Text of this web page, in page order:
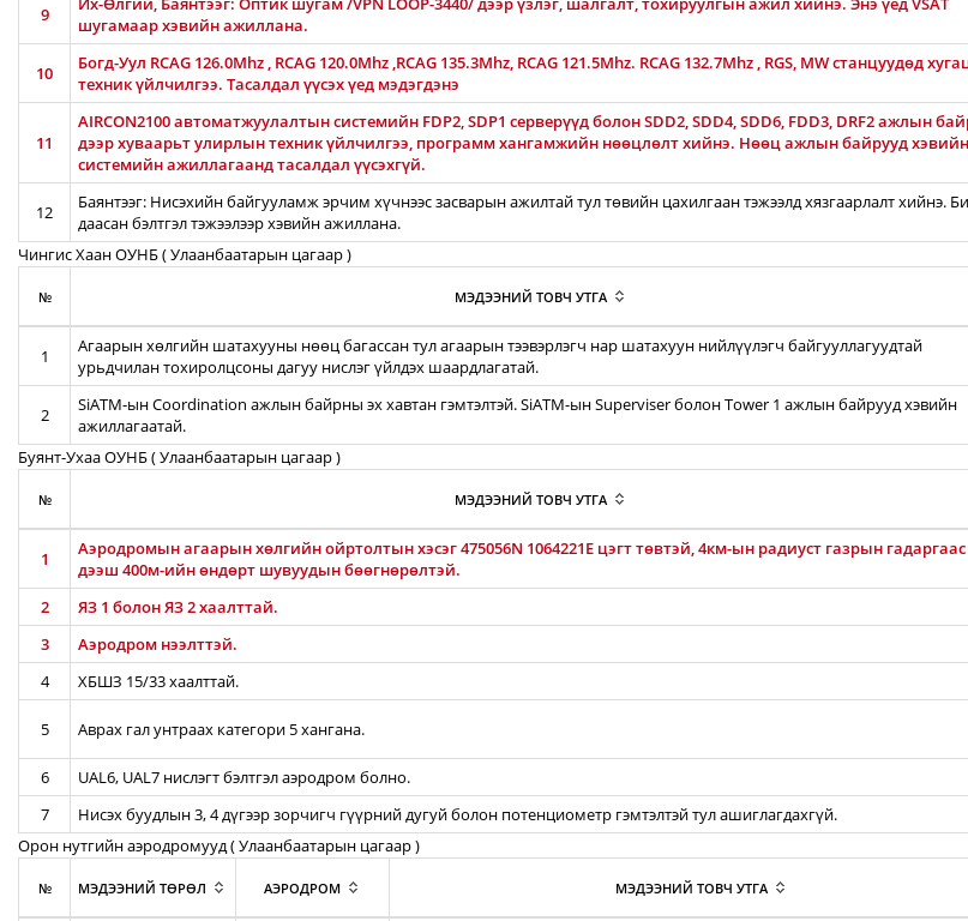
9
шугамаар хэвийн ажиллана.
10
Богд-Уул RCAG 126.0Mhz , RCAG 120.0Mhz ,RCAG 135.3Mhz, RCAG 121.5Mhz. RCAG 132.7Mhz , RGS, MW станцуудөд
техник үйлчилгээ. Тасалдал үүсэх үед мэдэгдэнэ
11
AIRCON2100 автоматжуулалтын системийн FDP2, SDP1 серверүүд болон SDD2, SDD4, SDD6, FDD3, DRF2 ажлын
дээр хуваарьт улирлын техник үйлчилгээ, программ хангамжийн нөөцлөлт хийнэ. Нөөц ажлын байрууд хэвийн
системийн ажиллагаанд тасалдал үүсэхгүй.
12
Баянтээг: Нисэхийн байгууламж эрчим хүчнээс засварын ажилтай тул төвийн цахилгаан тэжээлд хязгаарлалт хийнэ.
даасан бэлтгэл тэжээлээр хэвийн ажиллана.
Чингис Хаан ОУНБ ( Улаанбаатарын цагаар )
№ МЭДЭЭНИЙ ТОВЧ УТГА
1
Агаарын хөлгийн шатахууны нөөц багассан тул агаарын тээвэрлэгч нар шатахуун нийлүүлэгч байгууллагуудтай
урьдчилан тохиролцсоны дагуу нислэг үйлдэх шаардлагатай.
2
SiATM-ын Coordination ажлын байрны эх хавтан гэмтэлтэй. SiATM-ын Superviser болон Tower 1 ажлын байрууд хэвийн
ажиллагаатай.
Буянт-Ухаа ОУНБ ( Улаанбаатарын цагаар )
№ МЭДЭЭНИЙ ТОВЧ УТГА
1
Аэродромын агаарын хөлгийн ойртолтын хэсэг 475056N 1064221E цэгт төвтэй, 4км-ын радиуст газрын гадаргаас
дээш 400м-ийн өндөрт шувуудын бөөгнөрөлтэй.
2 ЯЗ 1 болон ЯЗ 2 хаалттай.
3
Аэродром нээлттэй.
4
ХБШЗ 15/33 хаалттай.
5 Аврах гал унтраах категори 5 хангана.
6 UAL6, UAL7 нислэгт бэлтгэл аэродром болно.
7
Нисэх буудлын 3, 4 дүгээр зорчигч гүүрний дугуй болон потенциометр гэмтэлтэй тул ашиглагдахгүй.
Орон нутгийн аэродромууд ( Улаанбаатарын цагаар )
№ МЭДЭЭНИЙ ТӨРӨЛ АЭРОДРОМ МЭДЭЭНИЙ ТОВЧ УТГА